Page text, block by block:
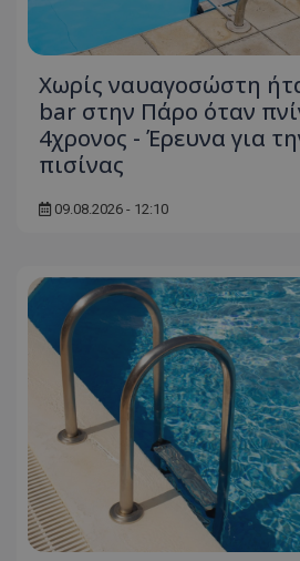
Χωρίς ναυαγοσώστη
bar στην Πάρο όταν
4χρονος - Έρευνα για
πισίνας
09.08.2026 - 12:10